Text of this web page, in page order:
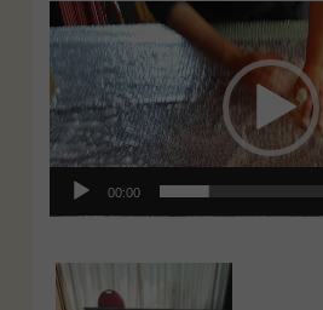
Videospeler
00:00